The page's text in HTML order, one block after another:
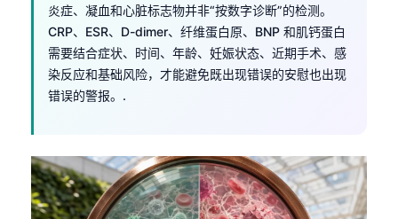
炎症、凝血和心脏标志物并非“按数字诊断”的检测。
CRP、ESR、D-dimer、纤维蛋白原、BNP 和肌钙蛋白
需要结合症状、时间、年龄、妊娠状态、近期手术、感
染反应和基础风险，才能避免既出现错误的安慰也出现
错误的警报。.
فارسی
Български
हिन्दी
Bahasa Indonesia
Հայերեն